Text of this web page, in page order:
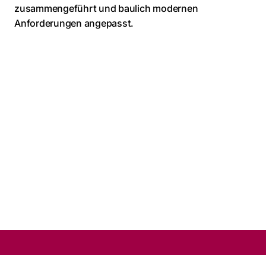
zusammengeführt und baulich modernen
Anforderungen angepasst.